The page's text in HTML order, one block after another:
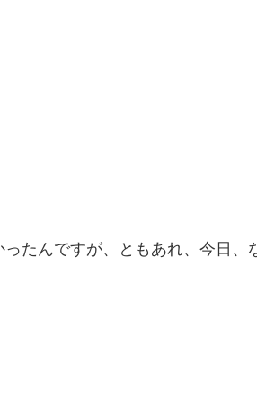
たんですが、ともあれ、今日、